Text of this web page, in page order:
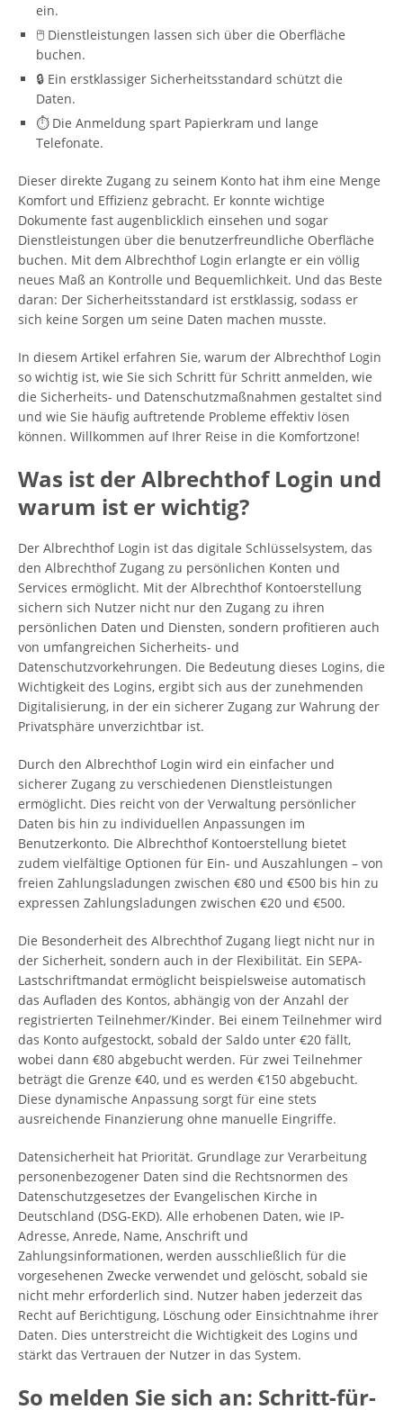
ein.
🖱️ Dienstleistungen lassen sich über die Oberfläche
buchen.
🔒 Ein erstklassiger Sicherheitsstandard schützt die
Daten.
⏱️ Die Anmeldung spart Papierkram und lange
Telefonate.
Dieser direkte Zugang zu seinem Konto hat ihm eine Menge
Komfort und Effizienz gebracht. Er konnte wichtige
Dokumente fast augenblicklich einsehen und sogar
Dienstleistungen über die benutzerfreundliche Oberfläche
buchen. Mit dem Albrechthof Login erlangte er ein völlig
neues Maß an Kontrolle und Bequemlichkeit. Und das Beste
daran: Der Sicherheitsstandard ist erstklassig, sodass er
sich keine Sorgen um seine Daten machen musste.
In diesem Artikel erfahren Sie, warum der Albrechthof Login
so wichtig ist, wie Sie sich Schritt für Schritt anmelden, wie
die Sicherheits- und Datenschutzmaßnahmen gestaltet sind
und wie Sie häufig auftretende Probleme effektiv lösen
können. Willkommen auf Ihrer Reise in die Komfortzone!
Was ist der Albrechthof Login und
warum ist er wichtig?
Der Albrechthof Login ist das digitale Schlüsselsystem, das
den Albrechthof Zugang zu persönlichen Konten und
Services ermöglicht. Mit der Albrechthof Kontoerstellung
sichern sich Nutzer nicht nur den Zugang zu ihren
persönlichen Daten und Diensten, sondern profitieren auch
von umfangreichen Sicherheits- und
Datenschutzvorkehrungen. Die Bedeutung dieses Logins, die
Wichtigkeit des Logins, ergibt sich aus der zunehmenden
Digitalisierung, in der ein sicherer Zugang zur Wahrung der
Privatsphäre unverzichtbar ist.
Durch den Albrechthof Login wird ein einfacher und
sicherer Zugang zu verschiedenen Dienstleistungen
ermöglicht. Dies reicht von der Verwaltung persönlicher
Daten bis hin zu individuellen Anpassungen im
Benutzerkonto. Die Albrechthof Kontoerstellung bietet
zudem vielfältige Optionen für Ein- und Auszahlungen – von
freien Zahlungsladungen zwischen €80 und €500 bis hin zu
expressen Zahlungsladungen zwischen €20 und €500.
Die Besonderheit des Albrechthof Zugang liegt nicht nur in
der Sicherheit, sondern auch in der Flexibilität. Ein SEPA-
Lastschriftmandat ermöglicht beispielsweise automatisch
das Aufladen des Kontos, abhängig von der Anzahl der
registrierten Teilnehmer/Kinder. Bei einem Teilnehmer wird
das Konto aufgestockt, sobald der Saldo unter €20 fällt,
wobei dann €80 abgebucht werden. Für zwei Teilnehmer
beträgt die Grenze €40, und es werden €150 abgebucht.
Diese dynamische Anpassung sorgt für eine stets
ausreichende Finanzierung ohne manuelle Eingriffe.
Datensicherheit hat Priorität. Grundlage zur Verarbeitung
personenbezogener Daten sind die Rechtsnormen des
Datenschutzgesetzes der Evangelischen Kirche in
Deutschland (DSG-EKD). Alle erhobenen Daten, wie IP-
Adresse, Anrede, Name, Anschrift und
Zahlungsinformationen, werden ausschließlich für die
vorgesehenen Zwecke verwendet und gelöscht, sobald sie
nicht mehr erforderlich sind. Nutzer haben jederzeit das
Recht auf Berichtigung, Löschung oder Einsichtnahme ihrer
Daten. Dies unterstreicht die Wichtigkeit des Logins und
stärkt das Vertrauen der Nutzer in das System.
So melden Sie sich an: Schritt-für-